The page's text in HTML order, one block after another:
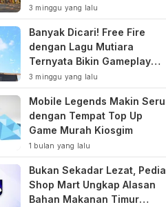
Berkesan
3 minggu yang lalu
Banyak Dicari! Free Fire
dengan Lagu Mutiara
Ternyata Bikin Gameplay
Makin Keren
3 minggu yang lalu
Mobile Legends Makin Seru
dengan Tempat Top Up
Game Murah Kiosgim
1 bulan yang lalu
Bukan Sekadar Lezat, Pedia
Shop Mart Ungkap Alasan
Bahan Makanan Timur